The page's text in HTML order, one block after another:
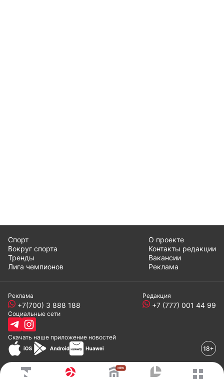
Спорт
Вокруг спорта
Тренды
Лига чемпионов
О проекте
Контакты редакции
Вакансии
Реклама
Реклама
+7(700) 3 888 188
Редакция
+7 (777) 001 44 99
Социальные сети
Скачать наше приложение новостей